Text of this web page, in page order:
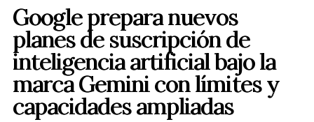
Google prepara nuevos
planes de suscripción de
inteligencia artificial bajo la
marca Gemini con límites y
capacidades ampliadas